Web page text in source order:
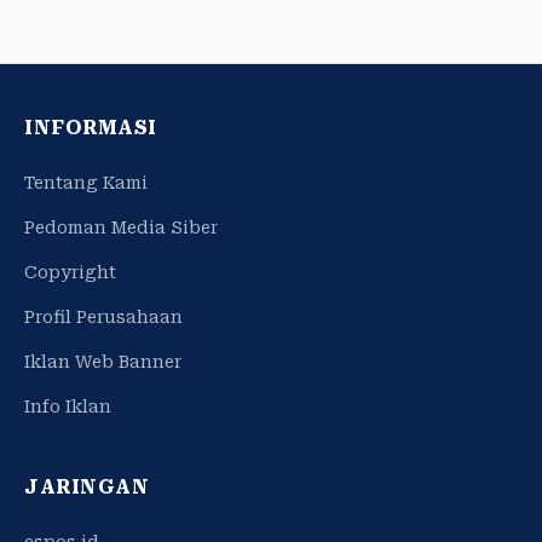
INFORMASI
Tentang Kami
Pedoman Media Siber
Copyright
Profil Perusahaan
Iklan Web Banner
Info Iklan
JARINGAN